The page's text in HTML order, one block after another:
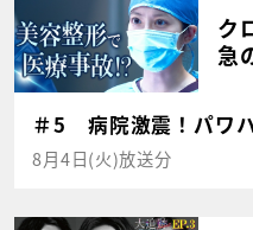
ク
急
＃5 病院激震！パワ
8月4日(火)放送分